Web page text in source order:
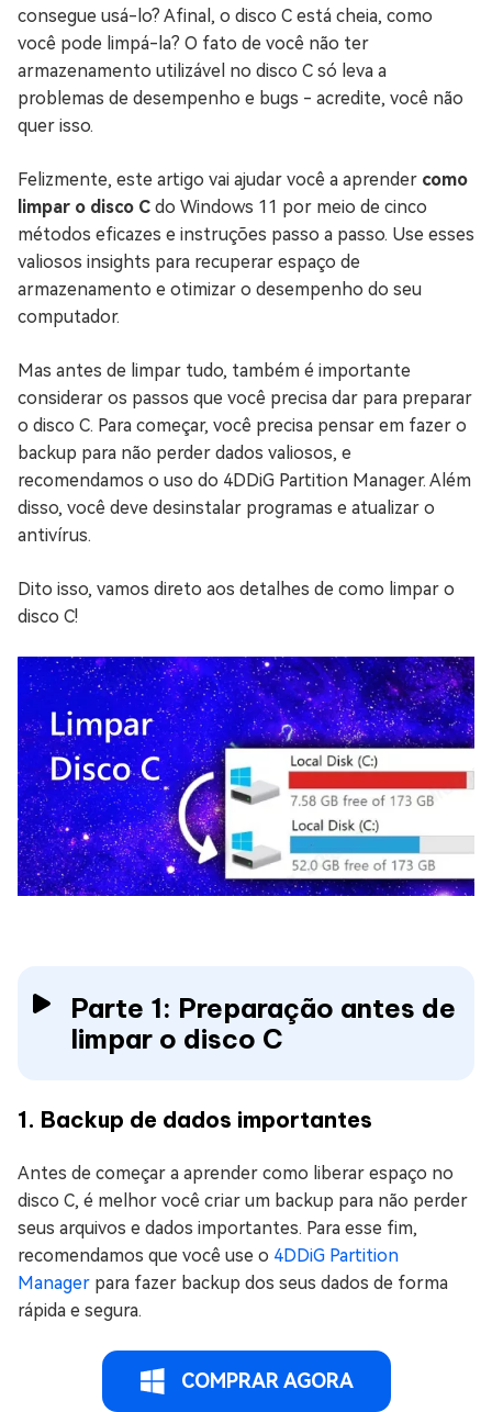
consegue usá-lo? Afinal, o disco C está cheia, como
você pode limpá-la? O fato de você não ter
armazenamento utilizável no disco C só leva a
problemas de desempenho e bugs - acredite, você não
quer isso.
Felizmente, este artigo vai ajudar você a aprender como
limpar o disco C do Windows 11 por meio de cinco
métodos eficazes e instruções passo a passo. Use esses
valiosos insights para recuperar espaço de
armazenamento e otimizar o desempenho do seu
computador.
Mas antes de limpar tudo, também é importante
considerar os passos que você precisa dar para preparar
o disco C. Para começar, você precisa pensar em fazer o
backup para não perder dados valiosos, e
recomendamos o uso do 4DDiG Partition Manager. Além
disso, você deve desinstalar programas e atualizar o
antivírus.
Dito isso, vamos direto aos detalhes de como limpar o
disco C!
Parte 1: Preparação antes de
limpar o disco C
1. Backup de dados importantes
Antes de começar a aprender como liberar espaço no
disco C, é melhor você criar um backup para não perder
seus arquivos e dados importantes. Para esse fim,
recomendamos que você use o 4DDiG Partition
Manager para fazer backup dos seus dados de forma
rápida e segura.
COMPRAR AGORA